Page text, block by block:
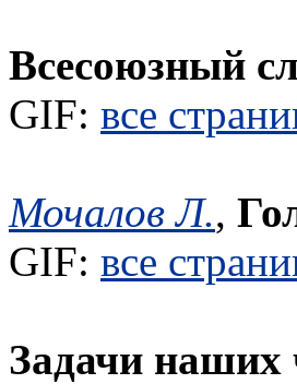
Всесоюзный
GIF: все
Мочалов Л.,
GIF: все
Задачи наших